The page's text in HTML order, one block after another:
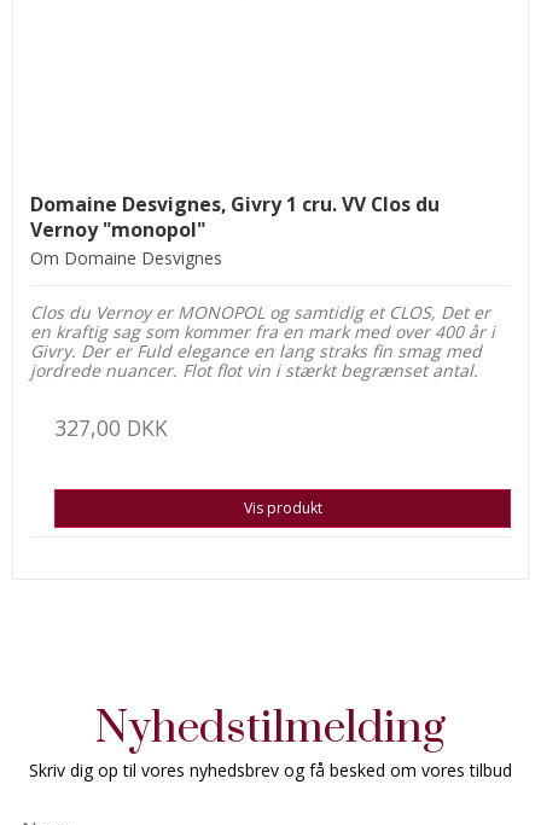
Domaine Desvignes, Givry 1 cru. VV Clos du
Vernoy "monopol"
Om Domaine Desvignes
Clos du Vernoy er MONOPOL og samtidig et CLOS, Det er
en kraftig sag som kommer fra en mark med over 400 år i
Givry. Der er Fuld elegance en lang straks fin smag med
jordrede nuancer. Flot flot vin i stærkt begrænset antal.
327,00 DKK
Vis produkt
Nyhedstilmelding
Skriv dig op til vores nyhedsbrev og få besked om vores tilbud